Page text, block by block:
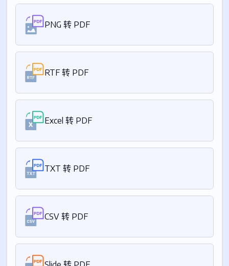
PNG 转 PDF
RTF 转 PDF
Excel 转 PDF
TXT 转 PDF
CSV 转 PDF